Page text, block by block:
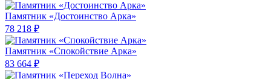
Памятник «Достоинство Арка»
78 218 ₽
Памятник «Спокойствие Арка»
83 664 ₽